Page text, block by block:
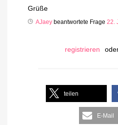
Grüße
AJaey beantwortete Frage 22.
registrieren
teilen
E-Mail